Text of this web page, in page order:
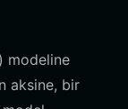
modeline
aksine, bir